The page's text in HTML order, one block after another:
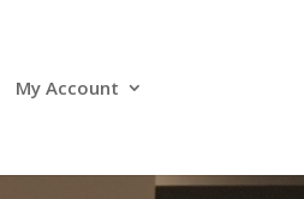
My Account